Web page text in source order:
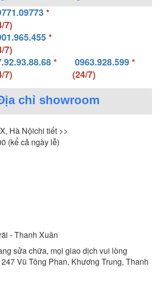
*
7)
*
7)
*
7)
0963.928.599*
(24/7)
chỉ showroom
Hà Nộichi tiết >>
(kể cả ngày lễ)
- Thanh Xuân
Vũ Tông Phan, Khương Trung, Thanh